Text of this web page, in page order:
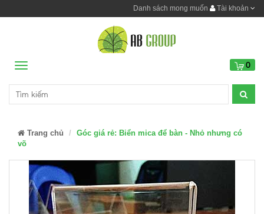
Danh sách mong muốn Tài khoản
Menu 0
Trang chủ
Góc giá rẻ: Biển mica để bàn - Nhỏ nhưng có
võ